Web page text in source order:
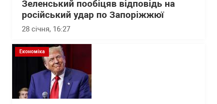
Зеленський пообіцяв відповідь на
російський удар по Запоріжжюї
28 січня, 16:27
Економіка